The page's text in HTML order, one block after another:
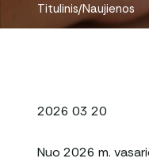
Titulinis Naujienos
2026 03 20
Nuo 2026 m.